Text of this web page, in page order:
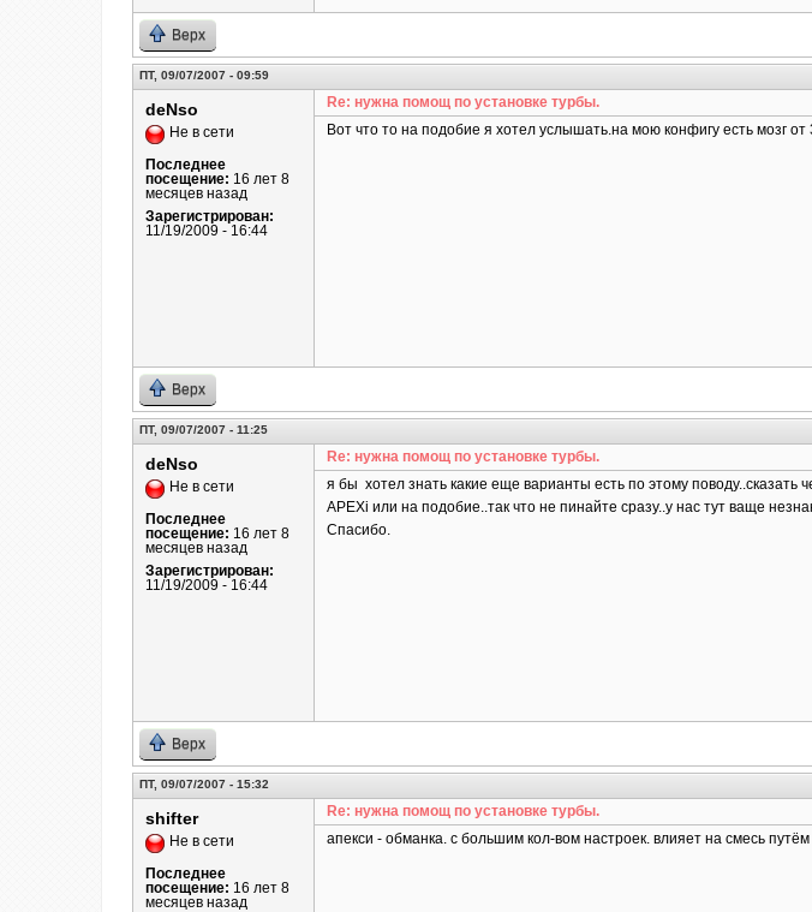
Верх
ПТ, 09/07/2007 - 09:59
deNso
Не в сети
Последнее
посещение: 16 лет 8
месяцев назад
Зарегистрирован:
11/19/2009 - 16:44
Re: нужна помощ по установке турбы.
Вот что то на подобие я хотел услышать.на мою конфигу есть мозг от
Верх
ПТ, 09/07/2007 - 11:25
deNso
Не в сети
Последнее
посещение: 16 лет 8
месяцев назад
Зарегистрирован:
11/19/2009 - 16:44
Re: нужна помощ по установке турбы.
я бы хотел знать какие еще варианты есть по этому поводу..сказать
APEXi или на подобие..так что не пинайте сразу..у нас тут ваще
Спасибо.
Верх
ПТ, 09/07/2007 - 15:32
shifter
Не в сети
Последнее
посещение: 16 лет 8
месяцев назад
Re: нужна помощ по установке турбы.
апекси - обманка. с большим кол-вом настроек. влияет на смесь